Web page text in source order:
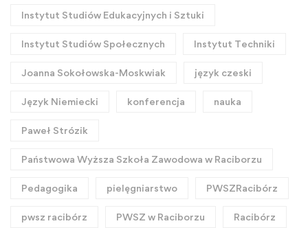
Instytut Studiów Edukacyjnych i Sztuki
Instytut Studiów Społecznych Instytut Techniki
Joanna Sokołowska-Moskwiak język czeski
Język Niemiecki konferencja nauka
Paweł Strózik
Państwowa Wyższa Szkoła Zawodowa w Raciborzu
Pedagogika pielęgniarstwo PWSZRacibórz
pwsz racibórz PWSZ w Raciborzu Racibórz